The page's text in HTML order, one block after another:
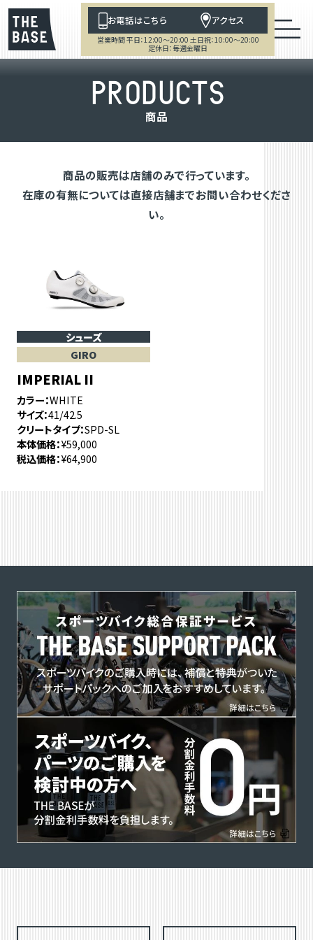
お電話はこちら アクセス
営業時間 平日：12:00～20:00 土日祝：10:00～20:00
定休日：毎週金曜日
PRODUCTS
商品
商品の販売は店舗のみで行っています。
在庫の有無については直接店舗までお問い合わせくださ
い。
シューズ
GIRO
IMPERIAL II
カラー WHITE
サイズ 41/42.5
クリートタイプ SPD-SL
本体価格 ¥59,000
税込価格 ¥64,900